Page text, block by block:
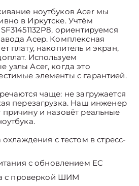
ноутбуков Acer мы
в Иркутске. Учтём
ориентируемся
Асер. Комплексная
плату, накопитель и экран,
Используем
узлы Acer, когда это
элементы с гарантией.
чаще: не загружается
перезагрузка. Наш инженер
и назовёт реальные
с тестом в стресс-
с обновлением EC
с проверкой ШИМ